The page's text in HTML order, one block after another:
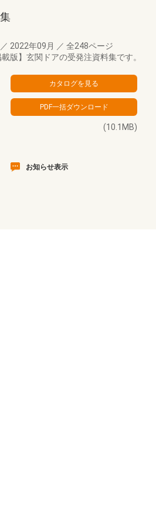
／ 2022年09月 ／ 全248ページ
版】玄関ドアの受発注資料集です。
(10.1MB)
お知らせ表示